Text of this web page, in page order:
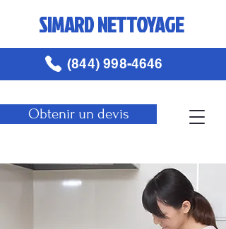
SIMARD NETTOYAGE
Obtenir un devis
(844) 998-4646